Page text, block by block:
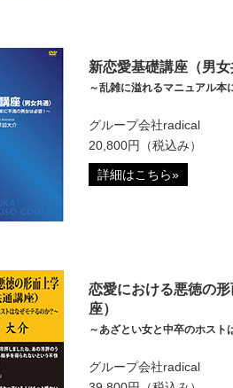
新恋愛基礎講座（男女
～乱雑に溢れるマニュアル本
グループ会社radical
20,800円（税込み）
詳細はこちら»
恋愛における悪徳の
座）
～あざとい女と中卒のホスト
グループ会社radical